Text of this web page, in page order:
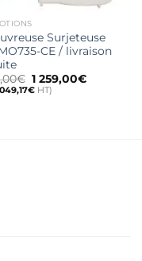
Surjeteuse
CE / livraison
€ Le
prix
initial
1 259,00€Le
€HT)